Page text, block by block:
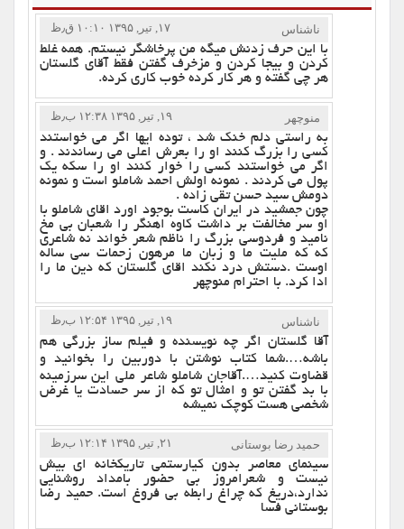
ناشناس ۱۷, تیر, ۱۳۹۵ ۱۰:۱۰ ق٫ظ
با این حرف زدنش میگه من پرخاشگر نیستم. همه غلط
کردن و بیجا کردن و مزخرف گفتن فقط آقای گلستان
هر چی گفته و هر کار کرده خوب کاری کرده.
منوچهر ۱۹, تیر, ۱۳۹۵ ۱۲:۳۸ ب٫ظ
به راستی دلم خنک شد ، توده ایها اگر می خواستند
کسی را بزرگ کنند او را بعرش اعلی می رساندند . و
اگر می خواستند کسی را خوار کنند او را سکه یک
پول می کردند . نمونه اولش احمد شاملو است و نمونه
دومش سید حسن تقی زاده .
چون جمشید در ایران کاست بوجود اورد اقای شاملو با
او سر مخالفت بر داشت کاوه اهنگر را شعبان بی مخ
نامید و فردوسی بزرگ را ناظم شعر خواند نه شاعری
که که ملیت ما و زبان ما مرهون زحمات سی ساله
اوست .دستش درد نکند اقای گلستان که دین ما را
ادا کرد. با احترام منوچهر
ناشناس ۱۹, تیر, ۱۳۹۵ ۱۲:۵۴ ب٫ظ
آقا گلستان اگر چه نویسنده و فیلم ساز بزرگی هم
باشه….شما کتاب نوشتن با دوربین را بخوانید و
قضاوت کنید….آقاجان شاملو شاعر ملی این سرزمینه
با بد گفتن تو و امثال تو که از سر حسادت یا غرض
شخصی هست کوچک نمیشه
حمید رضا بوستانی ۲۱, تیر, ۱۳۹۵ ۱۲:۱۴ ب٫ظ
سینمای معاصر بدون کیارستمی تاریکخانه ای بیش
نیست و شعرامروز بی حضور بامداد روشنایی
ندارد،دریغ که چراغ رابطه بی فروغ است. حمید رضا
بوستانی فسا